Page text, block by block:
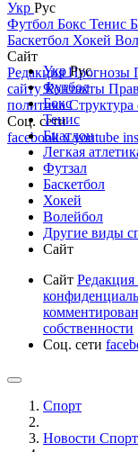
Укр Рус
Футбол Бокс Тенис
Баскетбол Хокей
Сайт
РедакцияПрогнозы
сайтуКонтакты
политикаСтруктура
Соц. сети
facebookxyoutube
УкрРус
Футбол
Бокс
Тенис
Биатлон
Легкая
Футзал
Баскетбол
Хокей
Волейбол
Другие виды
Сайт
Сайт Редакция
собственности
Соц. сети
Спорт
Новости